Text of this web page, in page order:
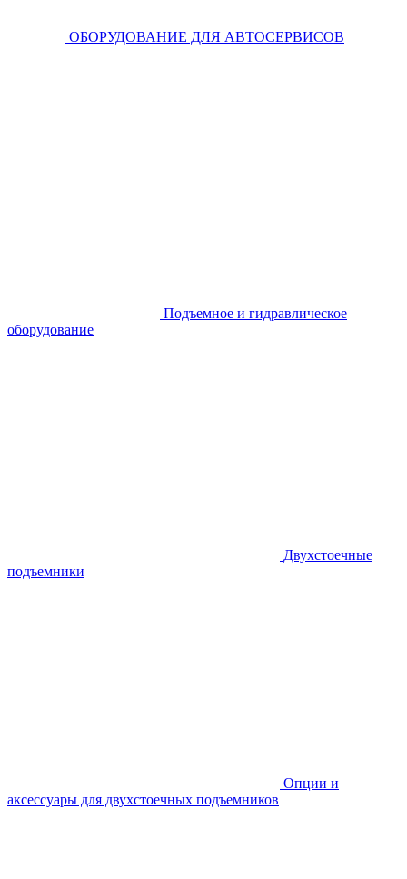
ОБОРУДОВАНИЕ ДЛЯ АВТОСЕРВИСОВ
Подъемное и гидравлическое
оборудование
Двухстоечные
подъемники
Опции и
аксессуары для двухстоечных подъемников